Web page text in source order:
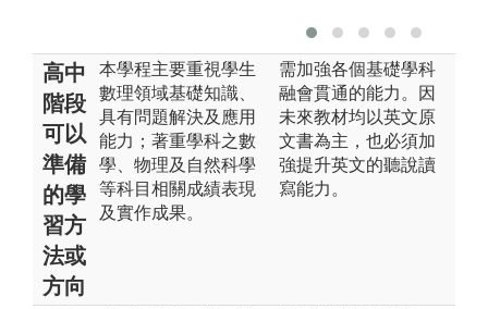
高中
階段
可以
準備
的學
習方
法或
方向
本學程主要重視學生
數理領域基礎知識、
具有問題解決及應用
能力；著重學科之數
學、物理及自然科學
等科目相關成績表現
及實作成果。
需加強各個基礎學科
融會貫通的能力。因
未來教材均以英文原
文書為主，也必須加
強提升英文的聽說讀
寫能力。